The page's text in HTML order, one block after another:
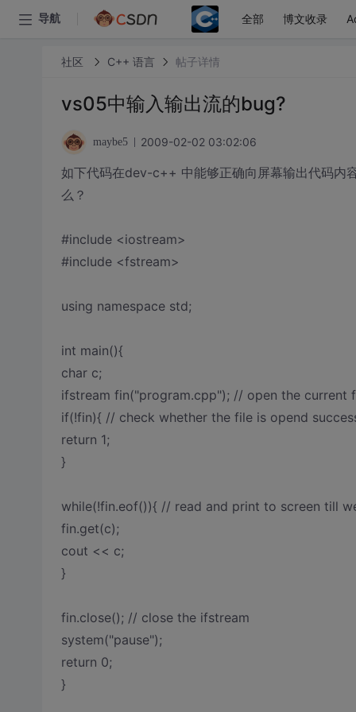
导航 全部 博文收录
社区 C++ 语言 帖子详情
vs05中输入输出流的bug?
maybe5 2009-02-02 03:02:06
如下代码在dev-c++ 中能够正确向屏幕输出代码内
么？
#include <iostream>
#include <fstream>
using namespace std;
int main(){
char c;
ifstream fin("program.cpp"); // open the current
if(!fin){ // check whether the file is opend
return 1;
}
while(!fin.eof()){ // read and print to screen till
fin.get(c);
cout << c;
}
fin.close(); // close the ifstream
system("pause");
return 0;
}